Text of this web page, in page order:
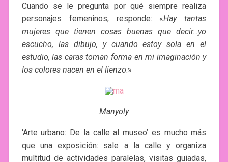
Cuando se le pregunta por qué siempre realiza
personajes femeninos, responde: «Hay tantas
mujeres que tienen cosas buenas que decir…yo
escucho, las dibujo, y cuando estoy sola en el
estudio, las caras toman forma en mi imaginación y
los colores nacen en el lienzo.»
Manyoly
‘Arte urbano: De la calle al museo’ es mucho más
que una exposición: sale a la calle y organiza
multitud de actividades paralelas, visitas guiadas,